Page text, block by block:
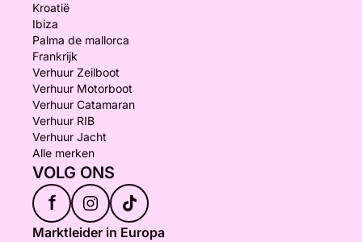
Kroatië
Ibiza
Palma de mallorca
Frankrijk
Verhuur Zeilboot
Verhuur Motorboot
Verhuur Catamaran
Verhuur RIB
Verhuur Jacht
Alle merken
VOLG ONS
f
Marktleider in Europa